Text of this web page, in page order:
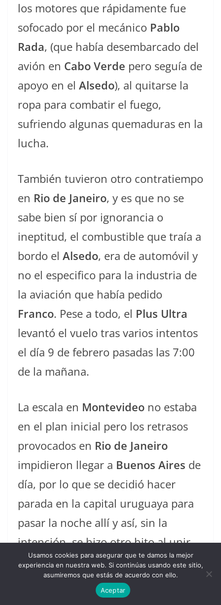
los motores que rápidamente fue
sofocado por el mecánico Pablo
Rada, (que había desembarcado del
avión en Cabo Verde pero seguía de
apoyo en el Alsedo), al quitarse la
ropa para combatir el fuego,
sufriendo algunas quemaduras en la
lucha.
También tuvieron otro contratiempo
en Rio de Janeiro, y es que no se
sabe bien sí por ignorancia o
ineptitud, el combustible que traía a
bordo el Alsedo, era de automóvil y
no el especifico para la industria de
la aviación que había pedido
Franco. Pese a todo, el Plus Ultra
levantó el vuelo tras varios intentos
el día 9 de febrero pasadas las 7:00
de la mañana.
La escala en Montevideo no estaba
en el plan inicial pero los retrasos
provocados en Rio de Janeiro
impidieron llegar a Buenos Aires de
día, por lo que se decidió hacer
parada en la capital uruguaya para
pasar la noche allí y así, sin la
intención, se hizo otro hito al unir
Rio de JaneiroyMontevideosin
escalas. Al no ser una escala
prevista y ante la impaciencia del
Usamos cookies para asegurar que te damos la mejor
experiencia en nuestra web. Si continúas usando este sitio,
asumiremos que estás de acuerdo con ello.
Aceptar